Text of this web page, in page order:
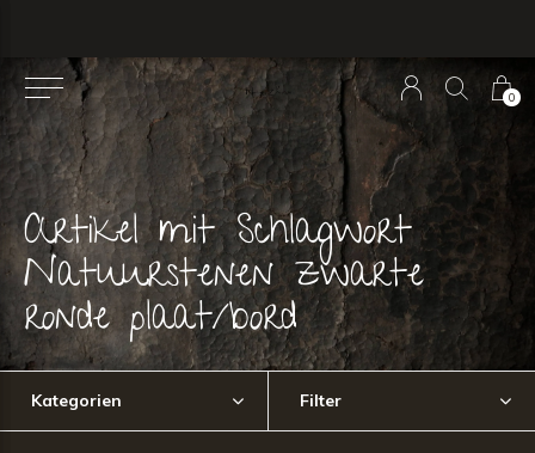
0
Artikel mit Schlagwort
Natuurstenen zwarte
ronde plaat/bord
Kategorien Filter